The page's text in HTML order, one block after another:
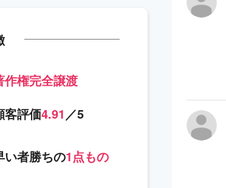
作権完全譲渡
客評価4.91 ／5
い者勝ちの1点もの